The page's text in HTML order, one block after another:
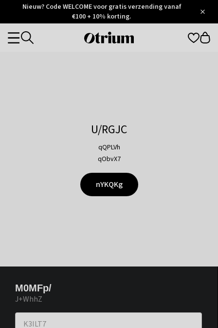
Otrium
Trustpilot
Nieuw? Code WELCOME voor gratis verzending vanaf
€100 + 10% korting.
Otrium
Categories
U/RGJC
qQPLVh
qObvX7
nYKQKg
M0MFp/
J+WhhZ